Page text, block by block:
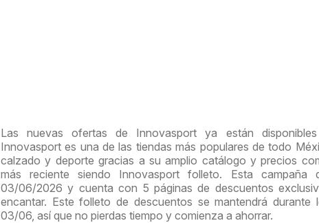
Las nuevas ofertas de Innovasport ya están
Innovasport es una de las tiendas más populares de todo
calzado y deporte gracias a su amplio catálogo y precios
más reciente siendo Innovasport folleto. Esta campaña
03/06/2026 y cuenta con 5 páginas de descuentos
encantar. Este folleto de descuentos se mantendrá durante
03/06, así que no pierdas tiempo y comienza a ahorrar.